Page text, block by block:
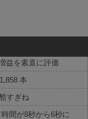
恋物語
益を素直に評価
本
すぎね
間が8秒から6秒に